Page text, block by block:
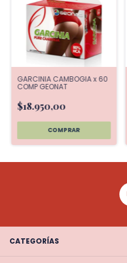
GARCINIA CAMBOGIA x 60
COMP GEONAT
$18.950,00
CATEGORÍAS